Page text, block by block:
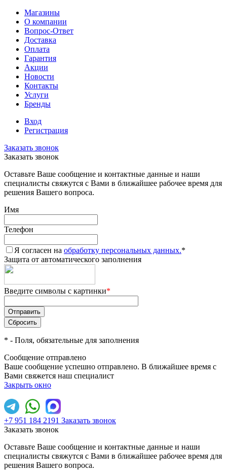
Магазины
О компании
Вопрос-Ответ
Доставка
Оплата
Гарантия
Акции
Новости
Контакты
Услуги
Бренды
Вход
Регистрация
Заказать звонок
Заказать звонок
Оставьте Ваше сообщение и контактные данные и наши
специалисты свяжутся с Вами в ближайшее рабочее время для
решения Вашего вопроса.
Имя
Телефон
Я согласен на обработку персональных данных.*
Защита от автоматического заполнения
Введите символы с картинки*
* - Поля, обязательные для заполнения
Сообщение отправлено
Ваше сообщение успешно отправлено. В ближайшее время с
Вами свяжется наш специалист
Закрыть окно
+7 951 184 2191 Заказать звонок
Заказать звонок
Оставьте Ваше сообщение и контактные данные и наши
специалисты свяжутся с Вами в ближайшее рабочее время для
решения Вашего вопроса.